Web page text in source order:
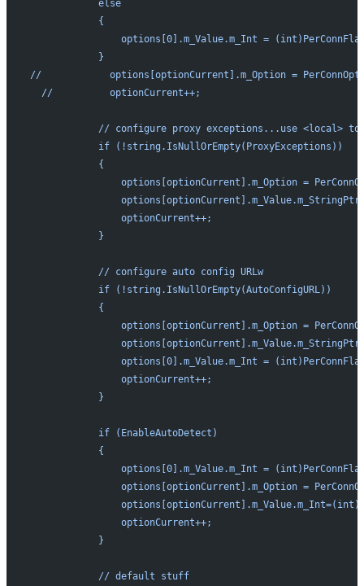
            else
            {
options[0].m_Value.m_Int =
            }
//            options[optionCurrent].m_Option =
  //          optionCurrent++;
// configure proxy exceptions...use <local>
            if (!string.IsNullOrEmpty(ProxyExceptions))
            {
options[optionCurrent].m_Option =
                optionCurrent++;
            }
            // configure auto config URLw
            if (!string.IsNullOrEmpty(AutoConfigURL))
            {
options[optionCurrent].m_Option =
options[0].m_Value.m_Int =
                optionCurrent++;
            }
            if (EnableAutoDetect)
            {
options[0].m_Value.m_Int =
options[optionCurrent].m_Option =
                optionCurrent++;
            }
            // default stuff